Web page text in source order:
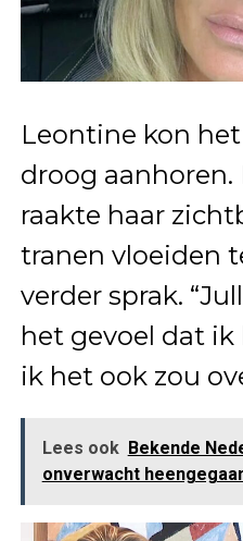
Leontine kon
droog
raakte haar
tranen vloeiden
verder sprak.
het gevoel dat
ik het ook zou
Lees ook Bekende
onverwacht